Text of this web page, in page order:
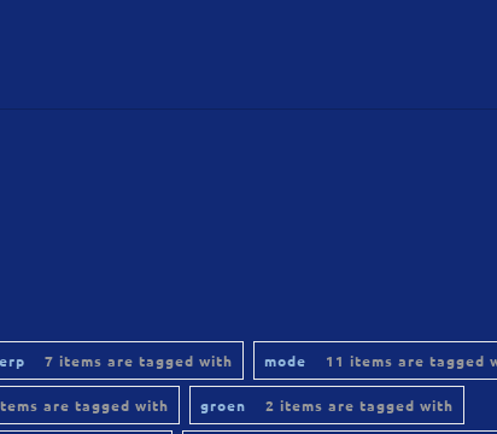
7 items are tagged with mode 11 items are tagged
are tagged with groen 2 items are tagged with